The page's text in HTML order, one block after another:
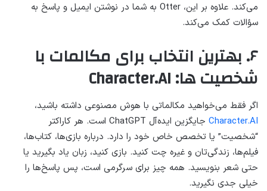
می‌کند. علاوه بر این، Otter به شما در نوشتن ایمیل و پاسخ به
سؤالات کمک می‌کند.
۶. بهترین انتخاب برای مکالمات با
شخصیت ها: Character.AI
اگر فقط می‌خواهید مکالماتی با هوش مصنوعی داشته باشید،
Character.AI
جایگزین ایده‌آل ChatGPT است. هر کاراکتر
“شخصیت” یا تخصص خاص خود را دارد. درباره بازی‌ها، کتاب‌ها،
فیلم‌ها، زندگی‌تان و غیره چت کنید. بازی کنید، زبان یاد بگیرید یا
حتی شعر بنویسید. همه چیز برای سرگرمی است، پس پاسخ‌ها را
خیلی جدی نگیرید.